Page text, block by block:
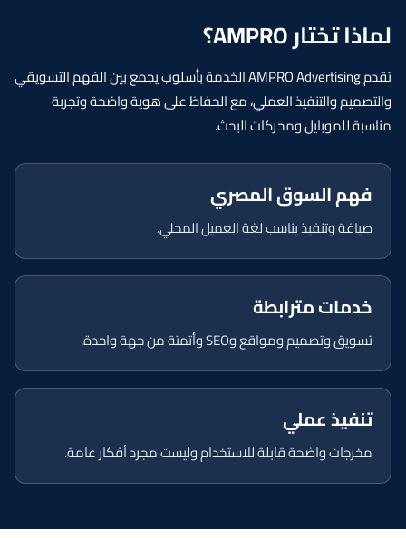
لماذا تختار AMPRO؟
تقدم AMPRO Advertising الخدمة بأسلوب يجمع بين الفهم التسويقي
والتصميم والتنفيذ العملي، مع الحفاظ على هوية واضحة وتجربة
مناسبة للموبايل ومحركات البحث.
فهم السوق المصري
صياغة وتنفيذ يناسب لغة العميل المحلي.
خدمات مترابطة
تسويق وتصميم ومواقع وSEO وأتمتة من جهة واحدة.
تنفيذ عملي
مخرجات واضحة قابلة للاستخدام وليست مجرد أفكار عامة.